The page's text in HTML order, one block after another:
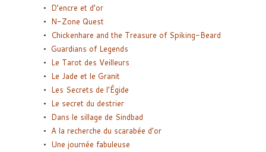
D’encre et d’or
N-Zone Quest
Chickenhare and the Treasure of Spiking-Beard
Guardians of Legends
Le Tarot des Veilleurs
Le Jade et le Granit
Les Secrets de l’Égide
Le secret du destrier
Dans le sillage de Sindbad
A la recherche du scarabée d’or
Une journée fabuleuse